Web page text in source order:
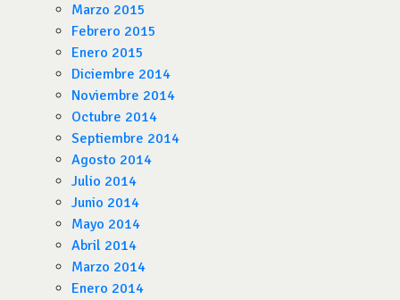
Marzo 2015
Febrero 2015
Enero 2015
Diciembre 2014
Noviembre 2014
Octubre 2014
Septiembre 2014
Agosto 2014
Julio 2014
Junio 2014
Mayo 2014
Abril 2014
Marzo 2014
Enero 2014